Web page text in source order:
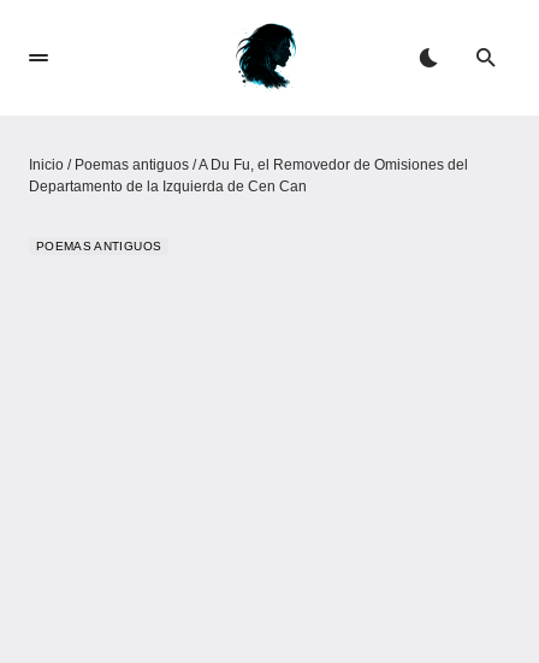
Inicio / Poemas antiguos /A Du Fu, el Removedor de Omisiones del
Departamento de la Izquierda de Cen Can
POEMAS ANTIGUOS